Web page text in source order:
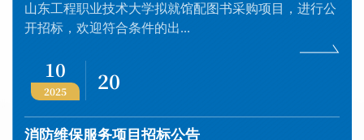
山东工程职业技术大学拟就馆配图书采购项目，进行公
开招标，欢迎符合条件的出...
10
2025 20
消防维保服务项目招标公告